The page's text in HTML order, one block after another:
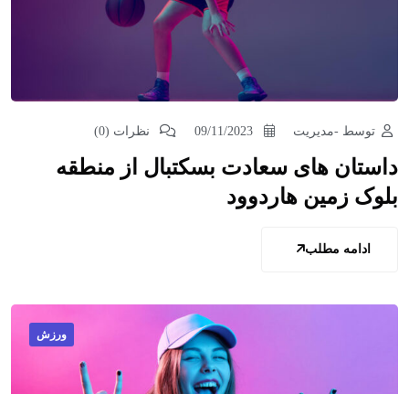
توسط -مدیریت 09/11/2023 نظرات (0)
داستان های سعادت بسکتبال از منطقه
بلوک زمین هاردوود
ادامه مطلب
ورزش